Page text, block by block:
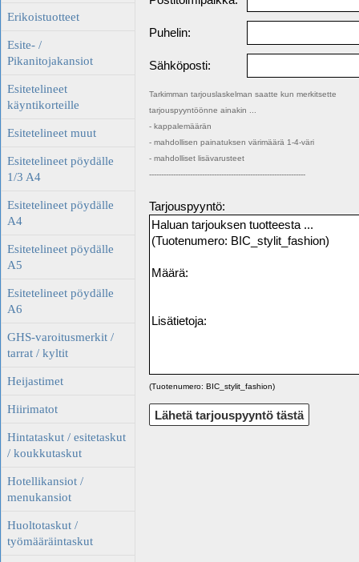
Erikoistuotteet
Esite- /
Pikanitojakansiot
Esitetelineet
käyntikorteille
Esitetelineet muut
Esitetelineet pöydälle
1/3 A4
Esitetelineet pöydälle
A4
Esitetelineet pöydälle
A5
Esitetelineet pöydälle
A6
GHS-varoitusmerkit /
tarrat / kyltit
Heijastimet
Hiirimatot
Hintataskut / esitetaskut
/ koukkutaskut
Hotellikansiot /
menukansiot
Huoltotaskut /
työmääräintaskut
Puhelin:
Sähköposti:
Tarkimman tarjouslaskelman saatte kun merkitsette
tarjouspyyntöönne ainakin ...
- kappalemäärän
- mahdollisen painatuksen värimäärä 1-4-väri
- mahdolliset lisävarusteet
-----------------------------------------------------------------
Tarjouspyyntö:
(Tuotenumero: BIC_stylit_fashion)